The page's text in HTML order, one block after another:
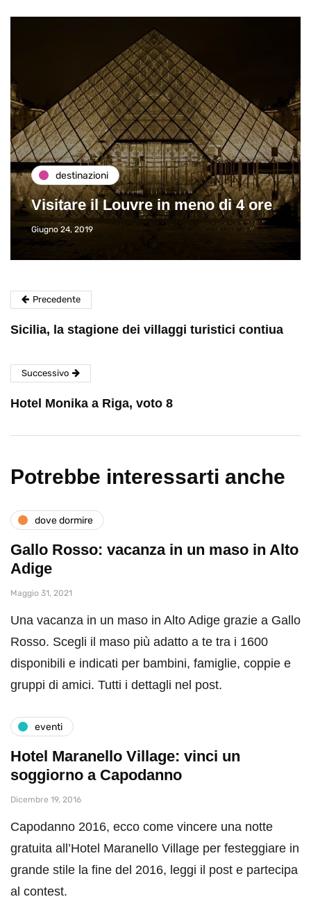
destinazioni
Visitare il Louvre in meno di 4 ore
Giugno 24, 2019
Precedente
Sicilia, la stagione dei villaggi turistici contiua
Successivo
Hotel Monika a Riga, voto 8
Potrebbe interessarti anche
dove dormire
Gallo Rosso: vacanza in un maso in Alto
Adige
Maggio 31, 2021
Una vacanza in un maso in Alto Adige grazie a Gallo
Rosso. Scegli il maso più adatto a te tra i 1600
disponibili e indicati per bambini, famiglie, coppie e
gruppi di amici. Tutti i dettagli nel post.
eventi
Hotel Maranello Village: vinci un
soggiorno a Capodanno
Dicembre 19, 2016
Capodanno 2016, ecco come vincere una notte
gratuita all’Hotel Maranello Village per festeggiare in
grande stile la fine del 2016, leggi il post e partecipa
al contest.